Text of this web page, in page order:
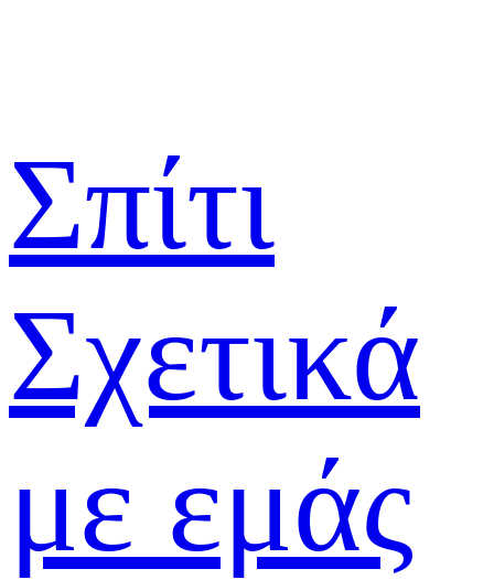
Σπίτι
Σχετικά
με εμάς